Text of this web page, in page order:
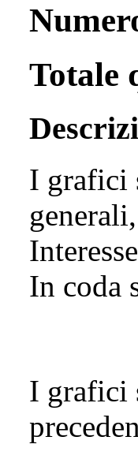
Totale
I grafici
In coda
I grafici